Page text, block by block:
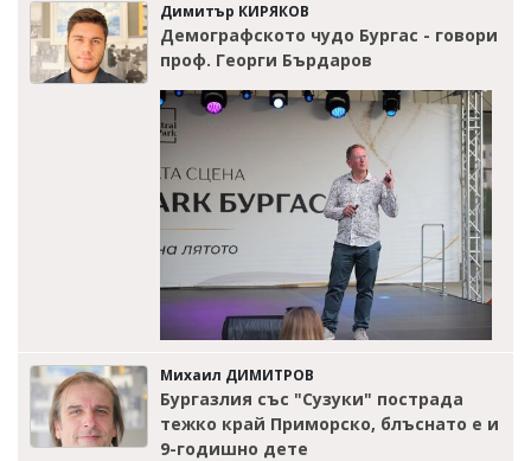
Димитър КИРЯКОВ
Демографското чудо Бургас - говори
проф. Георги Бърдаров
Михаил ДИМИТРОВ
Бургазлия със "Сузуки" пострада
тежко край Приморско, блъснато е и
9-годишно дете